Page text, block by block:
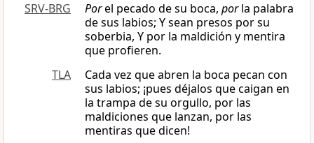
SRV-BRG
Porel pecado de su boca, porla palabra
de sus labios; Y sean presos por su
soberbia, Y por la maldición y mentira
que profieren.
TLA
Cada vez que abren la boca pecan con
sus labios; ¡pues déjalos que caigan en
la trampa de su orgullo, por las
maldiciones que lanzan, por las
mentiras que dicen!